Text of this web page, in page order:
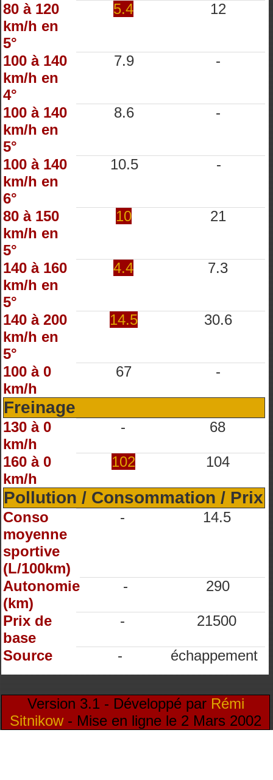
80 à 120
km/h en
5°
5.4 12
100 à 140
km/h en
4°
7.9 -
100 à 140
km/h en
5°
8.6 -
100 à 140
km/h en
6°
10.5 -
80 à 150
km/h en
5°
10 21
140 à 160
km/h en
5°
4.4 7.3
140 à 200
km/h en
5°
14.5 30.6
100 à 0
km/h
67 -
Freinage
130 à 0
km/h
- 68
160 à 0
km/h
102 104
Pollution / Consommation / Prix
Conso
moyenne
sportive
(L/100km)
- 14.5
Autonomie
(km)
- 290
Prix de
base
- 21500
Source - échappement
Version 3.1 - Développé par Rémi
Sitnikow- Mise en ligne le 2 Mars 2002